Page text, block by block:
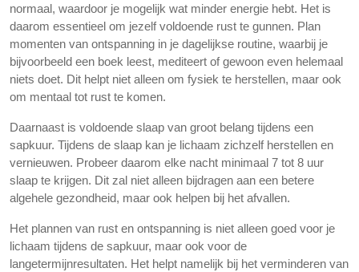
normaal, waardoor je mogelijk wat minder energie hebt. Het is
daarom essentieel om jezelf voldoende rust te gunnen. Plan
momenten van ontspanning in je dagelijkse routine, waarbij je
bijvoorbeeld een boek leest, mediteert of gewoon even helemaal
niets doet. Dit helpt niet alleen om fysiek te herstellen, maar ook
om mentaal tot rust te komen.
Daarnaast is voldoende slaap van groot belang tijdens een
sapkuur. Tijdens de slaap kan je lichaam zichzelf herstellen en
vernieuwen. Probeer daarom elke nacht minimaal 7 tot 8 uur
slaap te krijgen. Dit zal niet alleen bijdragen aan een betere
algehele gezondheid, maar ook helpen bij het afvallen.
Het plannen van rust en ontspanning is niet alleen goed voor je
lichaam tijdens de sapkuur, maar ook voor de
langetermijnresultaten. Het helpt namelijk bij het verminderen van